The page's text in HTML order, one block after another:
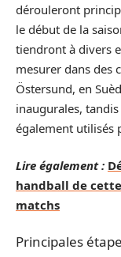
dérouleront
le début de la
tiendront à divers
mesurer dans des
Östersund, en
inaugurales,
également utilisés
Lire également :
handball de
matchs
Principales